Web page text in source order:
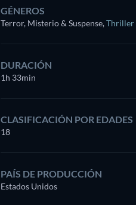
GÉNEROS
Terror, Misterio & Suspense,Thriller
DURACIÓN
1h 33min
CLASIFICACIÓN POR EDADES
18
PAÍS DE PRODUCCIÓN
Estados Unidos